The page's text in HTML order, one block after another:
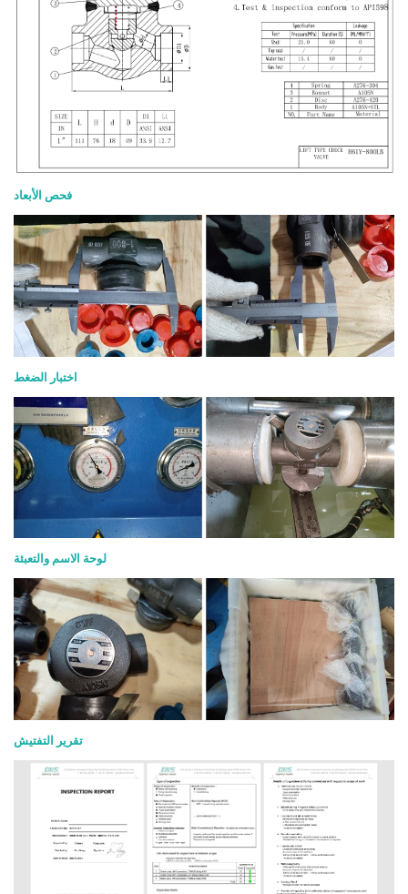
فحص الأبعاد
اختبار الضغط
لوحة الاسم والتعبئة
تقرير التفتيش